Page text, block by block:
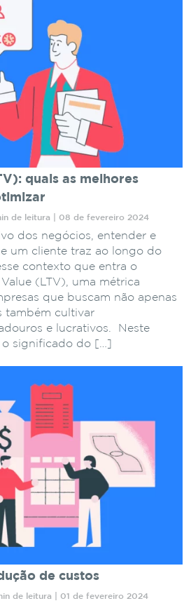
quais as melhores
de leitura | 08 de fevereiro 2024
dos negócios, entender e
um cliente traz ao longo do
contexto que entra o
(LTV), uma métrica
que buscam não apenas
também cultivar
e lucrativos. Neste
significado do […]
de custos
de leitura | 01 de fevereiro 2024